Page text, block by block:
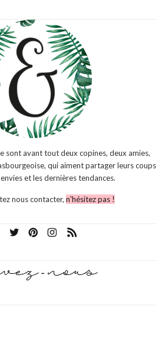
sont avant tout deux copines, deux amies,
qui aiment partager leurs coups
et les dernières tendances.
nous contacter, n'hésitez pas !